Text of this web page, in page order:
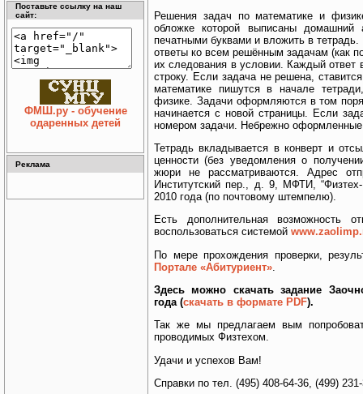
Поставьте ссылку на наш
сайт:
ФМШ.ру - обучение
одаренных детей
Реклама
Решения задач по математике и
обложке которой выписаны
печатными буквами и вложить в
ответы ко всем решённым задачам (как
их следования в условии. Каждый ответ
строку. Если задача не решена,
математике пишутся в начале
физике. Задачи оформляются в том
начинается с новой страницы. Если
номером задачи. Небрежно
Тетрадь вкладывается в конверт и
ценности (без уведомления о
жюри не рассматриваются. Адрес
Институтский пер., д. 9, МФТИ,
2010 года (по почтовому штемпелю).
Есть дополнительная возможность
воспользоваться системой
По мере прохождения проверки,
Портале «Абитуриент»
Здесь можно скачать задание
года (скачать в формате PDF).
Так же мы предлагаем вым
проводимых Физтехом.
Удачи и успехов Вам!
Справки по тел. (495) 408-64-36, (499)